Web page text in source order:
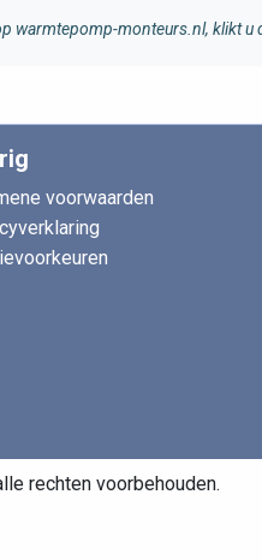
warmtepomp-monteurs.nl, klikt u
voorwaarden
rechten voorbehouden.